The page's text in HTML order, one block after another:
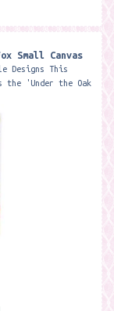
Small Canvas
Designs This
'Under the Oak